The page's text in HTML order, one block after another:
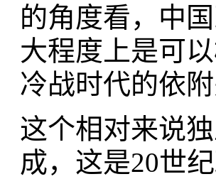
的角度看，中
大程度上是可
冷战时代的依
这个相对来说
成，这是20世